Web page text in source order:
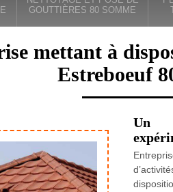
GOUTTIÈRES 80 SOMME
mettant à
Estreboeuf
Un